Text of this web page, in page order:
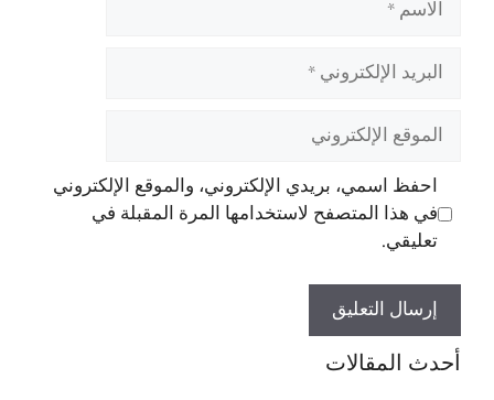
البريد
الإلكتروني
الموقع
الإلكتروني
احفظ اسمي، بريدي الإلكتروني، والموقع الإلكتروني
في هذا المتصفح لاستخدامها المرة المقبلة في
تعليقي.
أحدث المقالات